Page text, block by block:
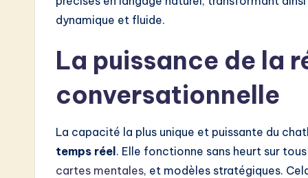
dynamique et fluide.
La puissance de la
conversationnelle
La capacité la plus unique et puissante du
temps réel. Elle fonctionne sans heurt sur
cartes mentales, et modèles stratégiques.